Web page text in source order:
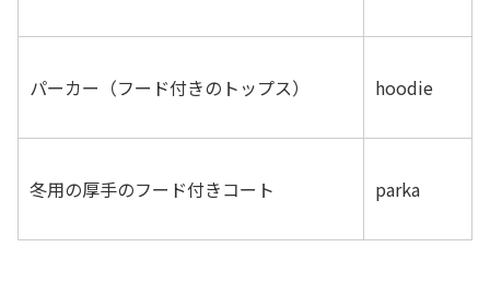
パーカー（フード付きのトップス） hoodie
冬用の厚手のフード付きコート parka